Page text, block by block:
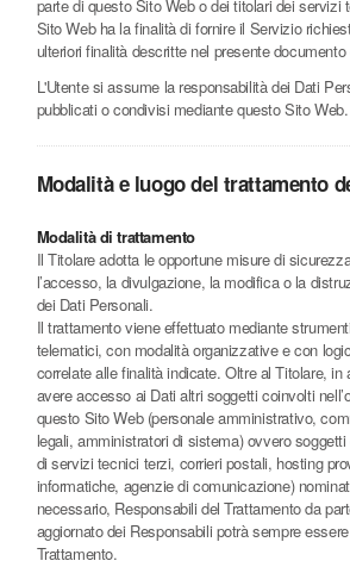
parte di questo Sito Web o dei titolari dei servizi
Sito Web ha la finalità di fornire il Servizio
ulteriori finalità descritte nel presente
L'Utente si assume la responsabilità dei Dati
pubblicati o condivisi mediante questo Sito Web.
Modalità e luogo del trattamento
Modalità di trattamento
Il Titolare adotta le opportune misure di
l’accesso, la divulgazione, la modifica o la
dei Dati Personali.
Il trattamento viene effettuato mediante
telematici, con modalità organizzative e con
correlate alle finalità indicate. Oltre al Titolare, in
avere accesso ai Dati altri soggetti coinvolti
questo Sito Web (personale amministrativo,
legali, amministratori di sistema) ovvero
di servizi tecnici terzi, corrieri postali, hosting
informatiche, agenzie di comunicazione)
necessario, Responsabili del Trattamento da
aggiornato dei Responsabili potrà sempre
Trattamento.